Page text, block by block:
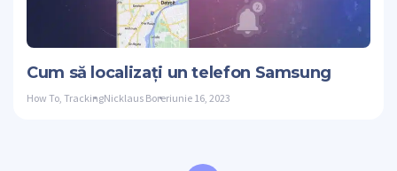
Stare de
Cum să localizați un telefon Samsung
How To TrackingNicklaus Boreriunie 16, 2023